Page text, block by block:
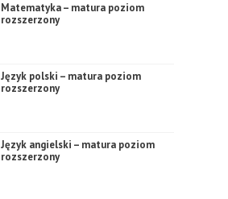
Matematyka – matura poziom
rozszerzony
Język polski – matura poziom
rozszerzony
Język angielski – matura poziom
rozszerzony